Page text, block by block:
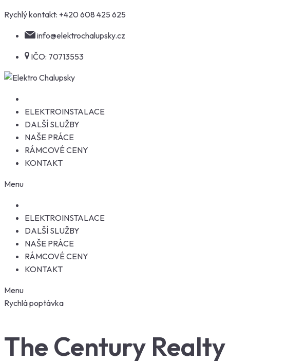
Skip
content
Rychlý kontakt: +420 608 425 625
info@elektrochalupsky.cz
IČO: 70713553
ELEKTROINSTALACE
DALŠÍ SLUŽBY
NAŠE PRÁCE
RÁMCOVÉ CENY
KONTAKT
Menu
ELEKTROINSTALACE
DALŠÍ SLUŽBY
NAŠE PRÁCE
RÁMCOVÉ CENY
KONTAKT
Menu
Rychlá poptávka
The Century Realty